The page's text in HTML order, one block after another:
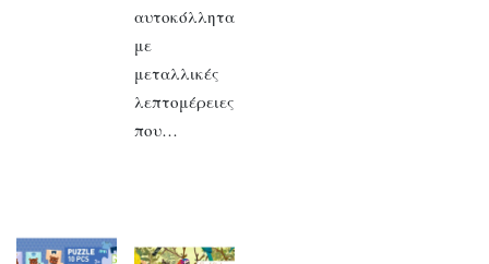
αυτοκόλλητα
με
μεταλλικές
λεπτομέρειες
που…